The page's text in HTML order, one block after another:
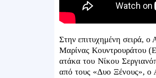
Στην επιτυχημένη σειρά,
Μαρίνας Κουντρουράτου
ατάκα του Νίκου
από τους «Δυο Ξένους», ο